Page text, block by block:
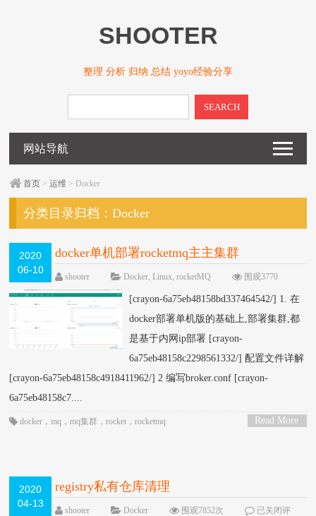
SHOOTER
整理 分析 归纳 总结 yoyo经验分享
SEARCH
网站导航
首页 >运维 > Docker
分类目录归档：Docker
2020
06-10
docker单机部署rocketmq主主集群
shooter Docker,Linux,rocketMQ
围观3770
已关闭评论
[crayon-6a75eb48158bd337464542/] 1. 在
docker部署单机版的基础上,部署集群,都
是基于内网ip部署 [crayon-
6a75eb48158c2298561332/] 配置文件详解
[crayon-6a75eb48158c4918411962/] 2 编写broker.conf [crayon-
6a75eb48158c7....
Read More
docker ，mq ，mq集群 ，rocket ，rocketmq
2020
04-13
registry私有仓库清理
shooter Docker 围观7852次
已关闭评